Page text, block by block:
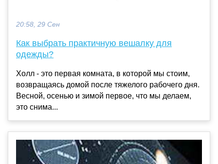
20:58, 29 Сен
Как выбрать практичную вешалку для
одежды?
Холл - это первая комната, в которой мы стоим,
возвращаясь домой после тяжелого рабочего дня.
Весной, осенью и зимой первое, что мы делаем,
это снима...